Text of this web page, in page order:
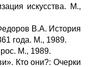
искусства. М.,
В.А. История
года. М., 1989.
М., 1989.
Кто они?: Очерки